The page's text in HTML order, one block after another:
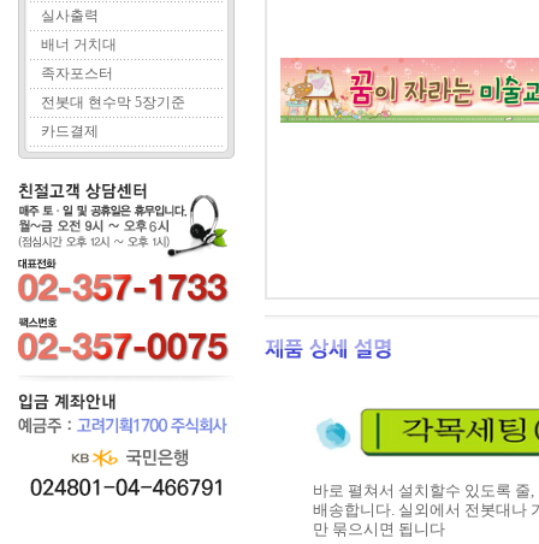
실사출력
배너 거치대
족자포스터
전봇대 현수막 5장기준
카드결제
바로 펼쳐서 설치할수 있도록 줄
배송합니다. 실외에서 전봇대나
만 묶으시면 됩니다